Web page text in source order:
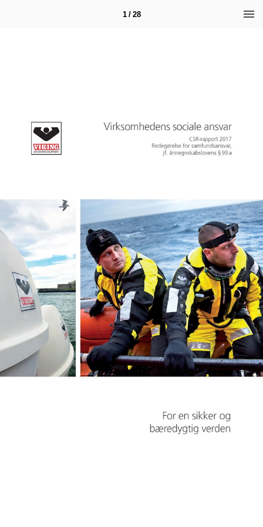
1 / 28